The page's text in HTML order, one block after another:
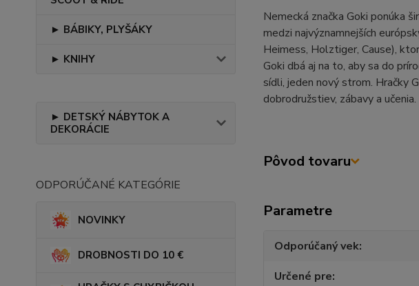
► BÁBIKY, PLYŠÁKY
► KNIHY
► DETSKÝ NÁBYTOK A
DEKORÁCIE
ODPORÚČANÉ KATEGÓRIE
NOVINKY
DROBNOSTI DO 10 €
Nemecká značka Goki ponúka
medzi najvýznamnejších
Heimess, Holztiger, Cause),
Goki dbá aj na to, aby sa do
sídli, jeden nový strom. Hračky
dobrodružstiev, zábavy a učenia.
Pôvod tovaru
Parametre
Odporúčaný vek
Určené pre